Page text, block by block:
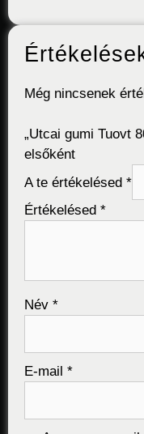
Még nincsenek
„Utcai gumi Tuovt
elsőként
A te értékelésed *
Értékelésed *
Név *
E-mail *